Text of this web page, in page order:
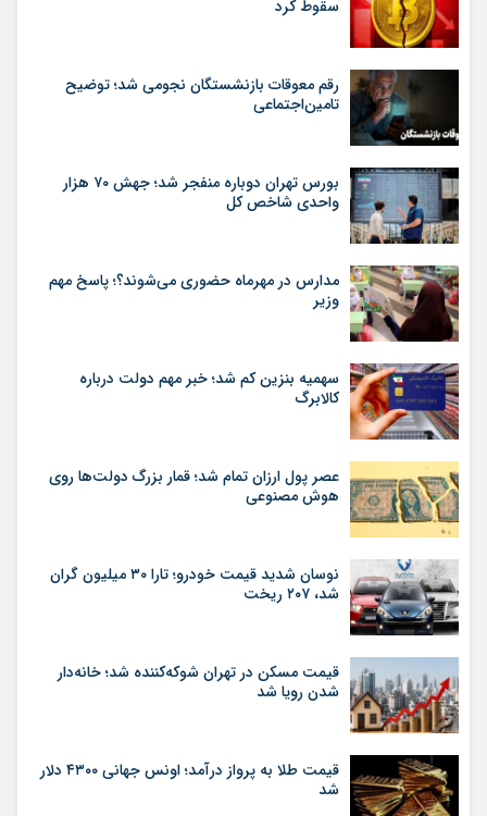
سقوط کرد
رقم معوقات بازنشستگان نجومی شد؛ توضیح
تامین‌اجتماعی
بورس تهران دوباره منفجر شد؛ جهش ۷۰ هزار
واحدی شاخص کل
مدارس در مهرماه حضوری می‌شوند؟؛ پاسخ مهم
وزیر
سهمیه بنزین کم شد؛ خبر مهم دولت درباره
کالابرگ
عصر پول ارزان تمام شد؛ قمار بزرگ دولت‌ها روی
هوش مصنوعی
نوسان شدید قیمت خودرو؛ تارا ۳۰ میلیون گران
شد، ۲۰۷ ریخت
قیمت مسکن در تهران شوکه‌کننده شد؛ خانه‌دار
شدن رویا شد
قیمت طلا به پرواز درآمد؛ اونس جهانی ۴۳۰۰ دلار
شد